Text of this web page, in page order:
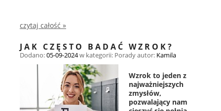
czytaj całość »
JAK CZĘSTO BADAĆ WZROK?
Dodano:05-09-2024w kategorii: Poradyautor: Kamila
Wzrok to jeden z
najważniejszych
zmysłów,
pozwalający nam